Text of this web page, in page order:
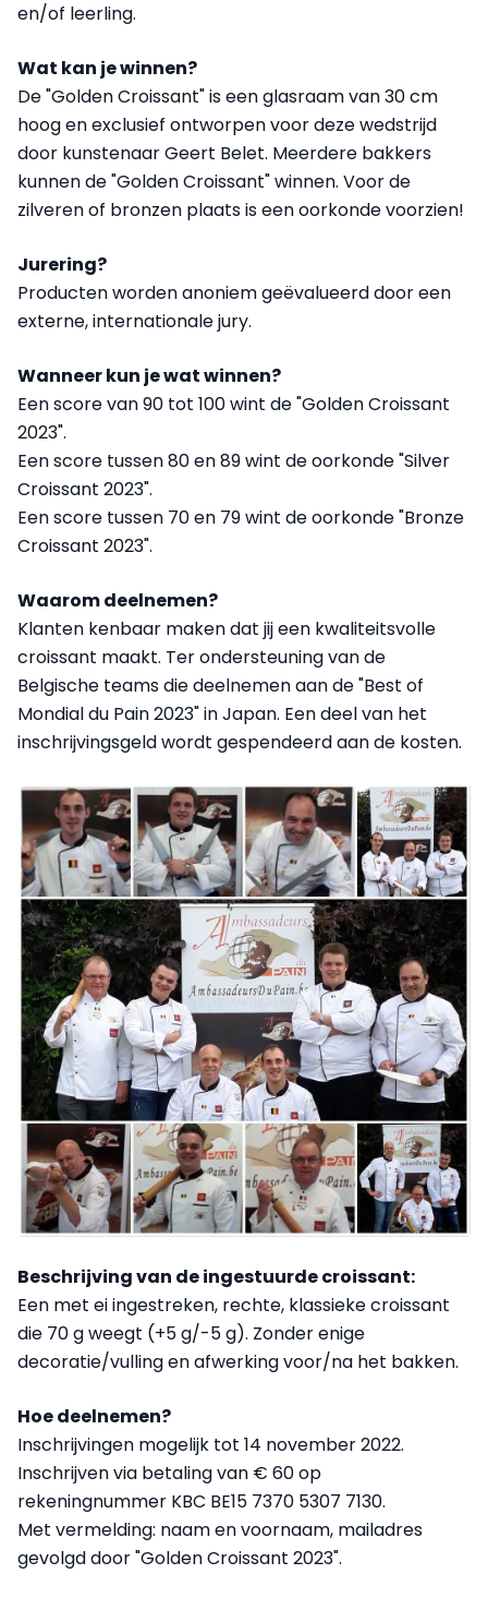
en/of leerling.
Wat kan je winnen?
De "Golden Croissant" is een glasraam van 30 cm
hoog en exclusief ontworpen voor deze wedstrijd
door kunstenaar Geert Belet. Meerdere bakkers
kunnen de "Golden Croissant" winnen. Voor de
zilveren of bronzen plaats is een oorkonde voorzien!
Jurering?
Producten worden anoniem geëvalueerd door een
externe, internationale jury.
Wanneer kun je wat winnen?
Een score van 90 tot 100 wint de "Golden Croissant
2023".
Een score tussen 80 en 89 wint de oorkonde "Silver
Croissant 2023".
Een score tussen 70 en 79 wint de oorkonde "Bronze
Croissant 2023".
Waarom deelnemen?
Klanten kenbaar maken dat jij een kwaliteitsvolle
croissant maakt. Ter ondersteuning van de
Belgische teams die deelnemen aan de "Best of
Mondial du Pain 2023" in Japan. Een deel van het
inschrijvingsgeld wordt gespendeerd aan de kosten.
Beschrijving van de ingestuurde croissant:
Een met ei ingestreken, rechte, klassieke croissant
die 70 g weegt (+5 g/-5 g). Zonder enige
decoratie/vulling en afwerking voor/na het bakken.
Hoe deelnemen?
Inschrijvingen mogelijk tot 14 november 2022.
Inschrijven via betaling van € 60 op
rekeningnummer KBC BE15 7370 5307 7130.
Met vermelding: naam en voornaam, mailadres
gevolgd door "Golden Croissant 2023".